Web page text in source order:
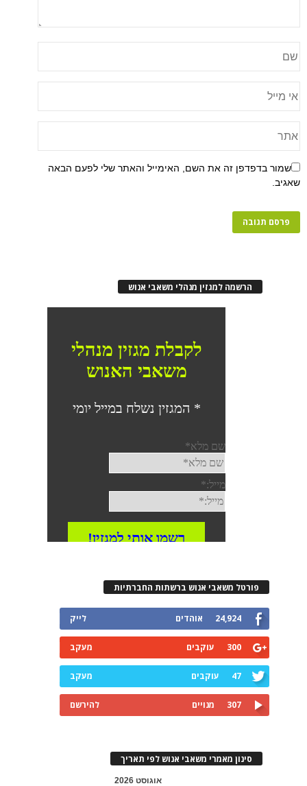
שמור בדפדפן זה את השם, האימייל והאתר שלי לפעם הבאה
שאגיב.
הרשמה למגזין מנהלי משאבי אנוש
פורטל משאבי אנוש ברשתות החברתיות
24,924 אוהדים לייק
300 עוקבים מעקב
47 עוקבים מעקב
307 מנויים להירשם
סינון מאמרי משאבי אנוש לפי תאריך
אוגוסט 2026